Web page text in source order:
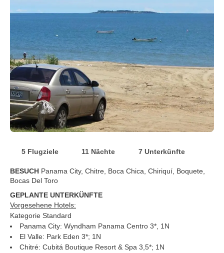
5 Flugziele 11 Nächte 7 Unterkünfte
BESUCH Panama City, Chitre, Boca Chica, Chiriquí, Boquete,
Bocas Del Toro
GEPLANTE UNTERKÜNFTE
Vorgesehene Hotels:
Kategorie Standard
Panama City: Wyndham Panama Centro 3*, 1N
El Valle: Park Eden 3*; 1N
Chitré: Cubitá Boutique Resort & Spa 3,5*; 1N